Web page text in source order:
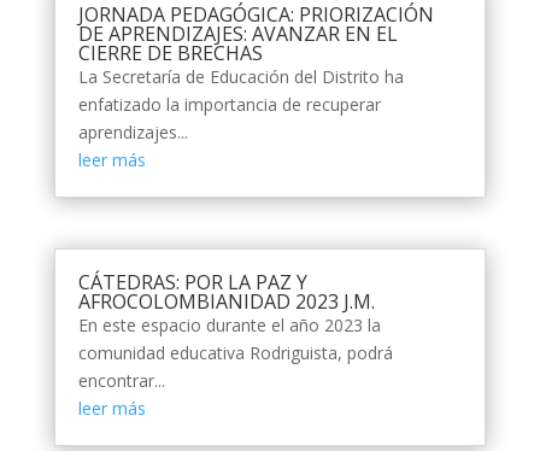
JORNADA PEDAGÓGICA: PRIORIZACIÓN
DE APRENDIZAJES: AVANZAR EN EL
CIERRE DE BRECHAS
La Secretaría de Educación del Distrito ha
enfatizado la importancia de recuperar
aprendizajes...
leer más
CÁTEDRAS: POR LA PAZ Y
AFROCOLOMBIANIDAD 2023 J.M.
En este espacio durante el año 2023 la
comunidad educativa Rodriguista, podrá
encontrar...
leer más